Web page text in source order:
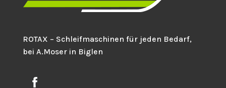
ROTAX – Schleifmaschinen für jeden Bedarf,
bei A.Moser in Biglen